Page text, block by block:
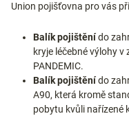
Union pojišťovna pro vás
Balík pojištěnído
kryje léčebné výlohy
PANDEMIC.
Balík pojištěnído
A90, která kromě
pobytu kvůli nařízené